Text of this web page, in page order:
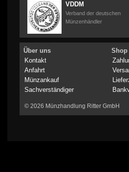
VDDM
Verband der deutschen
Münzenhändler
Über uns
Kontakt
Anfahrt
Münzankauf
Sachverständiger
Shop
© 2026 Münzhandlung Ritter GmbH